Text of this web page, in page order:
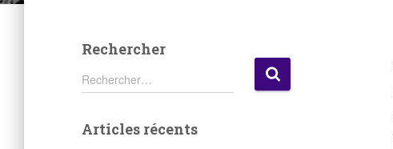
Rechercher
R
e
h
e
Rechercher…
Articles récents